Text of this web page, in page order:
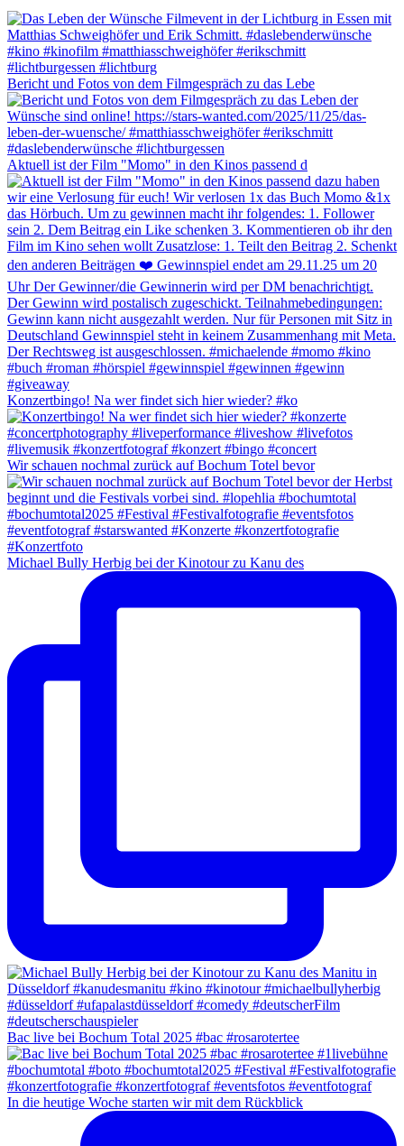
Bericht und Fotos von dem Filmgespräch zu das Lebe
Aktuell ist der Film "Momo" in den Kinos passend d
Konzertbingo! Na wer findet sich hier wieder? #ko
Wir schauen nochmal zurück auf Bochum Totel bevor
Michael Bully Herbig bei der Kinotour zu Kanu des
Bac live bei Bochum Total 2025 #bac #rosarotertee
In die heutige Woche starten wir mit dem Rückblick